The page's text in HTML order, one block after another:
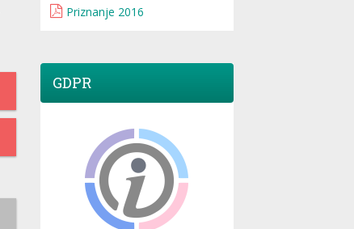
Priznanje 2016
GDPR